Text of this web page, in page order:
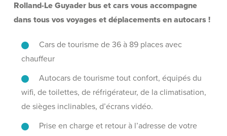
Rolland-Le Guyader bus et cars vous accompagne
dans tous vos voyages et déplacements en autocars !
Cars de tourisme de 36 à 89 places avec
chauffeur
Autocars de tourisme tout confort, équipés du
wifi, de toilettes, de réfrigérateur, de la climatisation,
de sièges inclinables, d’écrans vidéo.
Prise en charge et retour à l’adresse de votre